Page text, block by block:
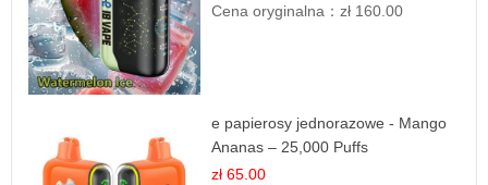
Cena oryginalna：zł 160.00
e papierosy jednorazowe - Mango
Ananas – 25,000 Puffs
zł 65.00